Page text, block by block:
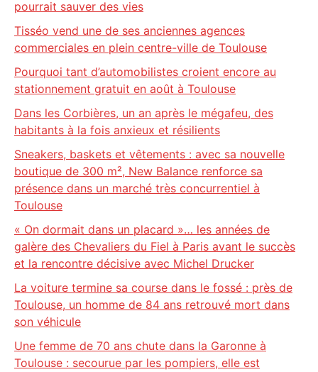
pourrait sauver des vies
Tisséo vend une de ses anciennes agences
commerciales en plein centre-ville de Toulouse
Pourquoi tant d’automobilistes croient encore au
stationnement gratuit en août à Toulouse
Dans les Corbières, un an après le mégafeu, des
habitants à la fois anxieux et résilients
Sneakers, baskets et vêtements : avec sa nouvelle
boutique de 300 m², New Balance renforce sa
présence dans un marché très concurrentiel à
Toulouse
« On dormait dans un placard »… les années de
galère des Chevaliers du Fiel à Paris avant le succès
et la rencontre décisive avec Michel Drucker
La voiture termine sa course dans le fossé : près de
Toulouse, un homme de 84 ans retrouvé mort dans
son véhicule
Une femme de 70 ans chute dans la Garonne à
Toulouse : secourue par les pompiers, elle est